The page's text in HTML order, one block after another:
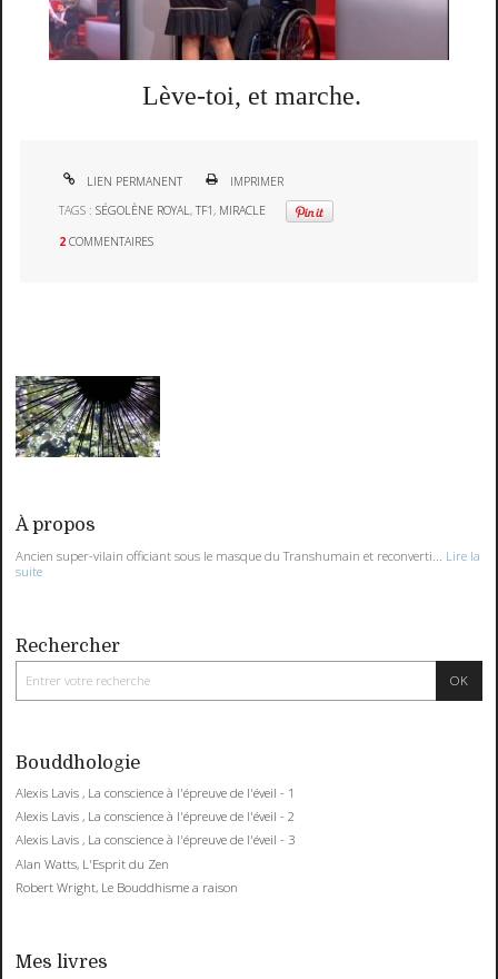
Lève-toi, et marche.
LIEN PERMANENT
IMPRIMER
TAGS :SÉGOLÈNE ROYAL,TF1, MIRACLE
2 COMMENTAIRES
À propos
Ancien super-vilain officiant sous le masque du Transhumain et reconverti...
Lire la
suite
Rechercher
Bouddhologie
Alexis Lavis , La conscience à l'épreuve de l'éveil - 1
Alexis Lavis , La conscience à l'épreuve de l'éveil - 2
Alexis Lavis , La conscience à l'épreuve de l'éveil - 3
Alan Watts, L'Esprit du Zen
Robert Wright, Le Bouddhisme a raison
Mes livres